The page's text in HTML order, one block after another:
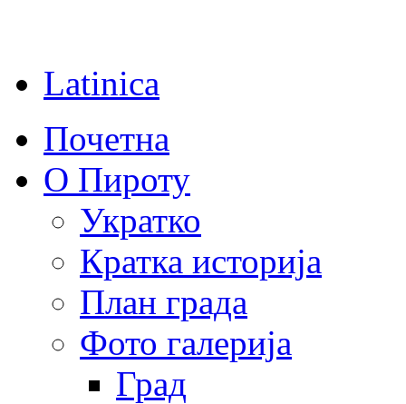
Latinica
Почетна
О Пироту
Укратко
Кратка историја
План града
Фото галерија
Град